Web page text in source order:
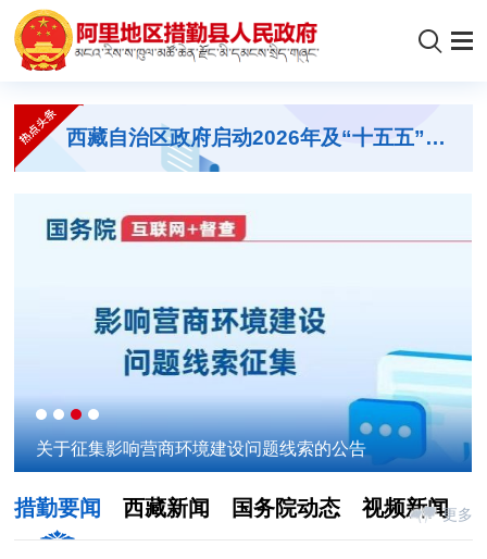
关于公开征集工程建设项目招标投标领域违法违规问题线索的公告 西藏自治区政府启动2026年及“十五五”意见建议征集
措勤县开展中国旅游日系列宣传活动
西藏自治区政府启动2026年及“十五五”意见建议征集
关于征集影响营商环境建设问题线索的公告
关于征集影响营商环境建设问题线索的公告
措勤县开展中国旅游日系列宣传活动
西藏自治区政府启动2026年及“十五五”意见建议征集
措勤要闻 西藏新闻 国务院动态 视频新闻更多